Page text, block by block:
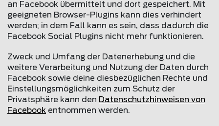
an Facebook übermittelt und dort gespeichert. Mit
geeigneten Browser-Plugins kann dies verhindert
werden; in dem Fall kann es sein, dass dadurch die
Facebook Social Plugins nicht mehr funktionieren.
Zweck und Umfang der Datenerhebung und die
weitere Verarbeitung und Nutzung der Daten durch
Facebook sowie deine diesbezüglichen Rechte und
Einstellungsmöglichkeiten zum Schutz der
Privatsphäre kann den Datenschutzhinweisen von
Facebook entnommen werden.